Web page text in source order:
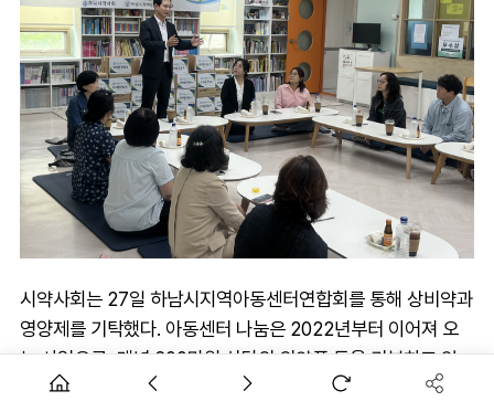
시약사회는 27일 하남시지역아동센터연합회를 통해 상비약과
영양제를 기탁했다. 아동센터 나눔은 2022년부터 이어져 오
는 사업으로, 매년 600만원 상당의 의약품 등을 기부하고 있
다. 영양제는 대웅제약 협찬으로 마련됐다.